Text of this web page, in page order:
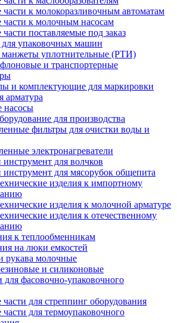
части к молокоразливочным автоматам
части к молочным насосам
поставляемые под заказ
для упаковочных машин
манжеты уплотнительные (РТИ)
и транспортерные
и комплектующие для маркировки
арматура
для производства
фильтры для очистки воды и
электронагреватели
для волчков
для мясорубок общепита
изделия к импортному
изделия к молочной арматуре
изделия к отечественному
к теплообменникам
на люки емкостей
рукава молочные
и силиконовые
для фасовочно-упаковочного
части для стреппинг оборудования
для термоупаковочного